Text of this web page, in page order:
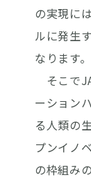
の実現に
ルに発生
なります。
そこで
ーション
る人類の
プンイノ
の枠組み